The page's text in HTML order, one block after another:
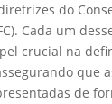
do
Cada um
crucial na
que
de